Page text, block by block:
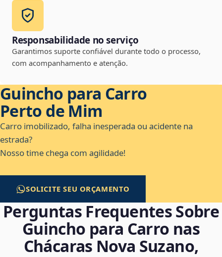
Responsabilidade no serviço
Garantimos suporte confiável durante todo o processo,
com acompanhamento e atenção.
Guincho para Carro
Perto de Mim
Carro imobilizado, falha inesperada ou acidente na
estrada?
Nosso time chega com agilidade!
SOLICITE SEU ORÇAMENTO
Perguntas Frequentes Sobre
Guincho para Carro nas
Chácaras Nova Suzano,